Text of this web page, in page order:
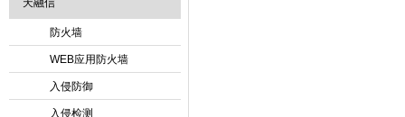
天融信
防火墙
WEB应用防火墙
入侵防御
入侵检测